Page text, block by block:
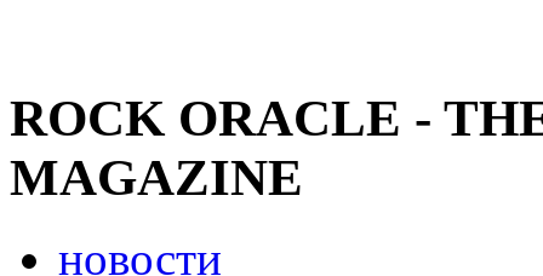
ROCK ORACLE -
MAGAZINE
новости